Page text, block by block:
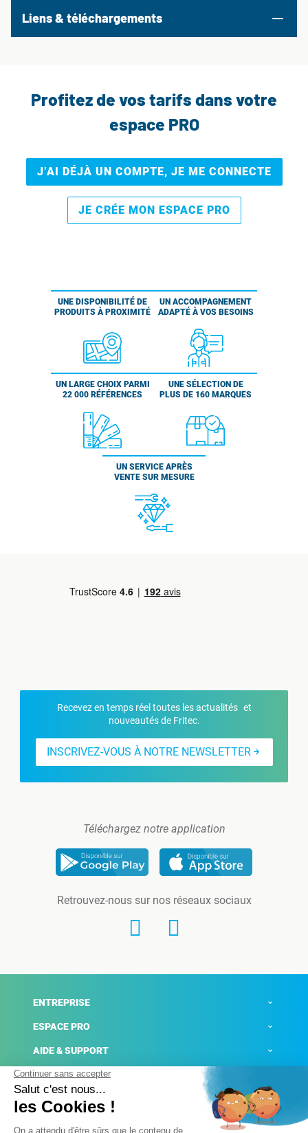
Liens & téléchargements
Profitez de vos tarifs dans votre
espace PRO
J’AI DÉJÀ UN COMPTE, JE ME CONNECTE
JE CRÉE MON ESPACE PRO
UNE DISPONIBILITÉ DE
PRODUITS À PROXIMITÉ
UN ACCOMPAGNEMENT
ADAPTÉ À VOS BESOINS
UN LARGE CHOIX PARMI
22 000 RÉFÉRENCES
UNE SÉLECTION DE
PLUS DE 160 MARQUES
UN SERVICE APRÈS
VENTE SUR MESURE
Recevez en temps réel toutes les actualités et
nouveautés de Fritec.
INSCRIVEZ-VOUS À NOTRE NEWSLETTER
Téléchargez notre application
Retrouvez-nous sur nos réseaux sociaux
ENTREPRISE
ESPACE PRO
AIDE & SUPPORT
ACTUALITÉS